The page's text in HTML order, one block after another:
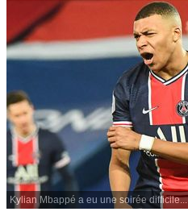
Kylian Mbappé a eu une soirée difficile...